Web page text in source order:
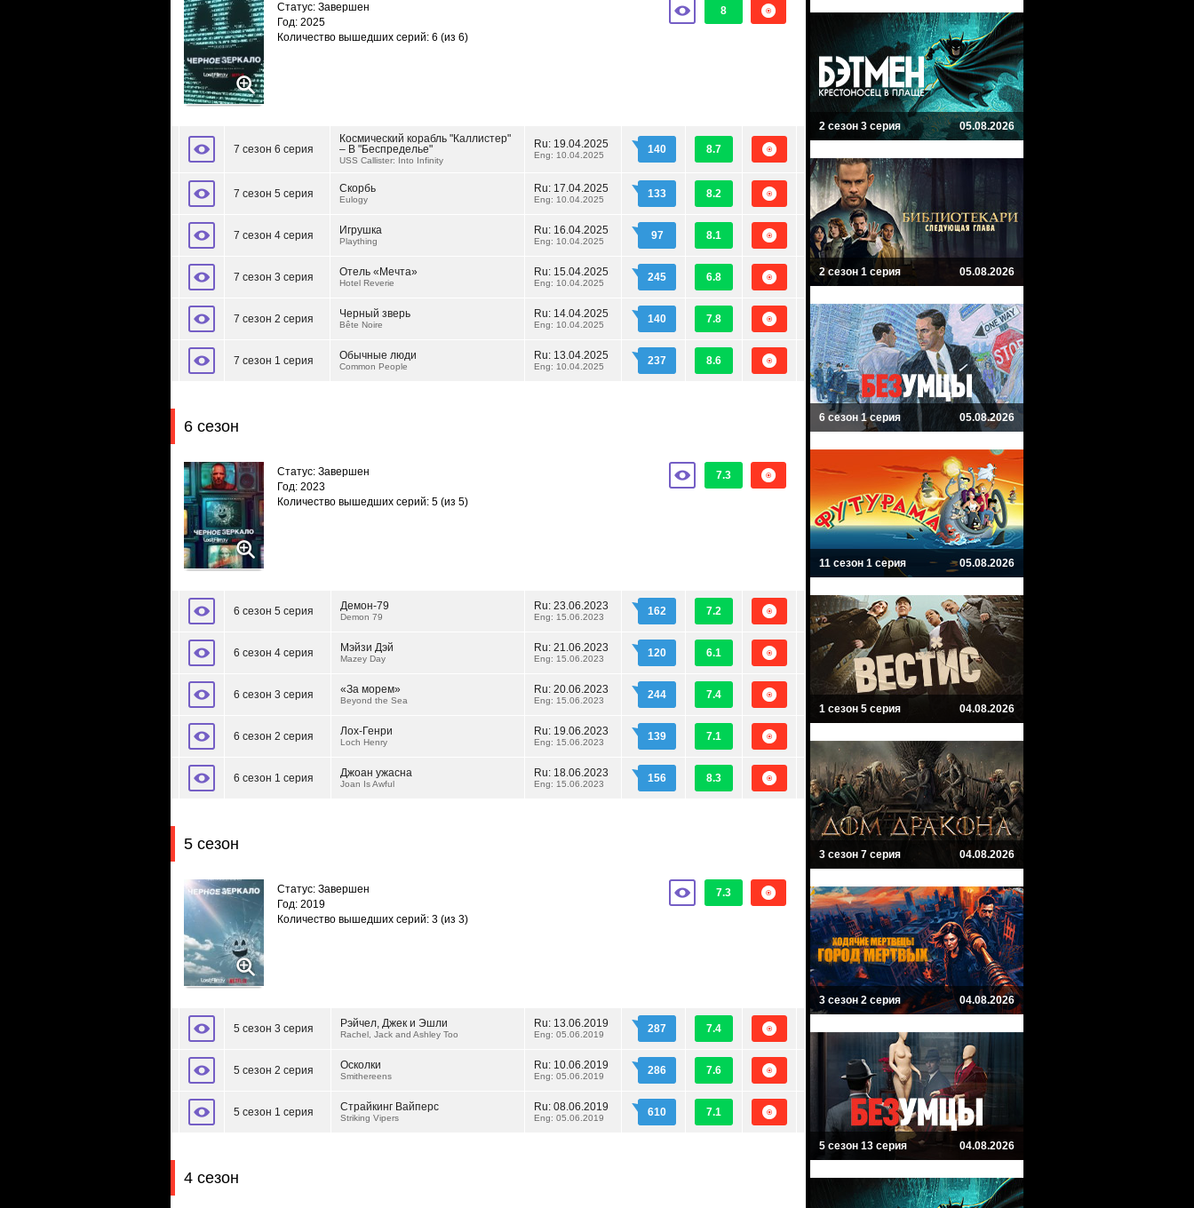
8
Статус: Завершен
Год: 2025
Количество вышедших серий: 6 (из 6)
7 сезон 6 серия
Космический корабль "Каллистер"
– В "Беспределье"
USS Callister: Into Infinity
Ru: 19.04.2025
Eng: 10.04.2025 140 8.7
7 сезон 5 серия Скорбь
Eulogy
Ru: 17.04.2025
Eng: 10.04.2025 133 8.2
7 сезон 4 серия Игрушка
Plaything
Ru: 16.04.2025
Eng: 10.04.2025 97 8.1
7 сезон 3 серия Отель «Мечта»
Hotel Reverie
Ru: 15.04.2025
Eng: 10.04.2025 245 6.8
7 сезон 2 серия Черный зверь
Bête Noire
Ru: 14.04.2025
Eng: 10.04.2025 140 7.8
7 сезон 1 серия Обычные люди
Common People
Ru: 13.04.2025
Eng: 10.04.2025 237 8.6
6 сезон
7.3
Статус: Завершен
Год: 2023
Количество вышедших серий: 5 (из 5)
6 сезон 5 серия Демон-79
Demon 79
Ru: 23.06.2023
Eng: 15.06.2023 162 7.2
6 сезон 4 серия Мэйзи Дэй
Mazey Day
Ru: 21.06.2023
Eng: 15.06.2023 120 6.1
6 сезон 3 серия «За морем»
Beyond the Sea
Ru: 20.06.2023
Eng: 15.06.2023 244 7.4
6 сезон 2 серия Лох-Генри
Loch Henry
Ru: 19.06.2023
Eng: 15.06.2023 139 7.1
6 сезон 1 серия Джоан ужасна
Joan Is Awful
Ru: 18.06.2023
Eng: 15.06.2023 156 8.3
5 сезон
7.3
Статус: Завершен
Год: 2019
Количество вышедших серий: 3 (из 3)
5 сезон 3 серия Рэйчел, Джек и Эшли
Rachel, Jack and Ashley Too
Ru: 13.06.2019
Eng: 05.06.2019 287 7.4
5 сезон 2 серия Осколки
Smithereens
Ru: 10.06.2019
Eng: 05.06.2019 286 7.6
5 сезон 1 серия Страйкинг Вайперс
Striking Vipers
Ru: 08.06.2019
Eng: 05.06.2019 610 7.1
4 сезон
2 сезон 3 серия 05.08.2026
2 сезон 1 серия 05.08.2026
6 сезон 1 серия 05.08.2026
11 сезон 1 серия 05.08.2026
1 сезон 5 серия 04.08.2026
3 сезон 7 серия 04.08.2026
3 сезон 2 серия 04.08.2026
5 сезон 13 серия 04.08.2026